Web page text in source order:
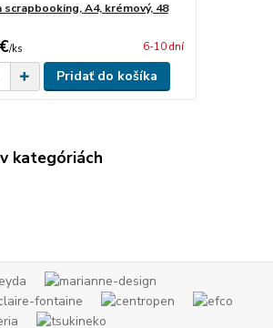
scrapbooking, A4, krémový, 48
/ks 6-10 dní
Pridať do košíka
kategóriách